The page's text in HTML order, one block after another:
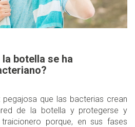
botella se ha
que las bacterias crean
de la botella y protegerse y
porque, en sus fases